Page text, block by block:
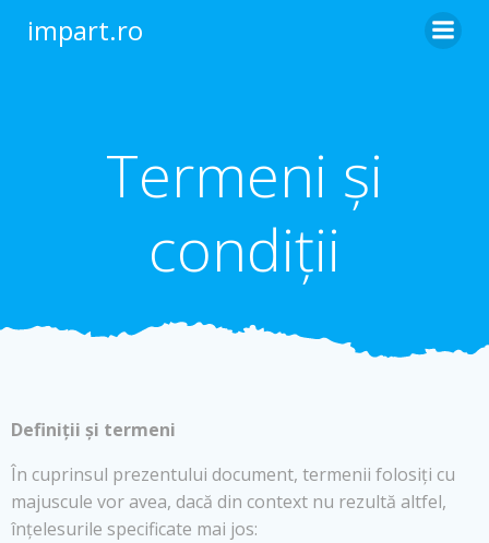
impart.ro
Termeni și
condiții
Definiții și termeni
În cuprinsul prezentului document, termenii folosiți cu
majuscule vor avea, dacă din context nu rezultă altfel,
înțelesurile specificate mai jos: